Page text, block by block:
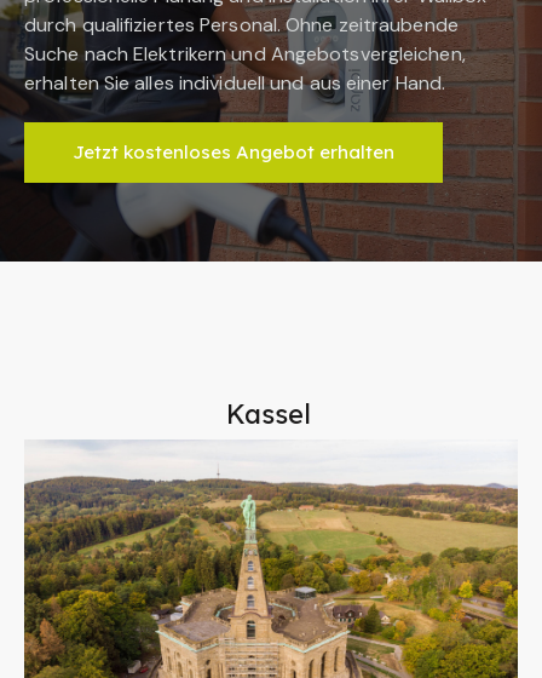
durch qualifiziertes Personal. Ohne zeitraubende
Suche nach Elektrikern und Angebotsvergleichen,
erhalten Sie alles individuell und aus einer Hand.
Jetzt kostenloses Angebot erhalten
Kassel